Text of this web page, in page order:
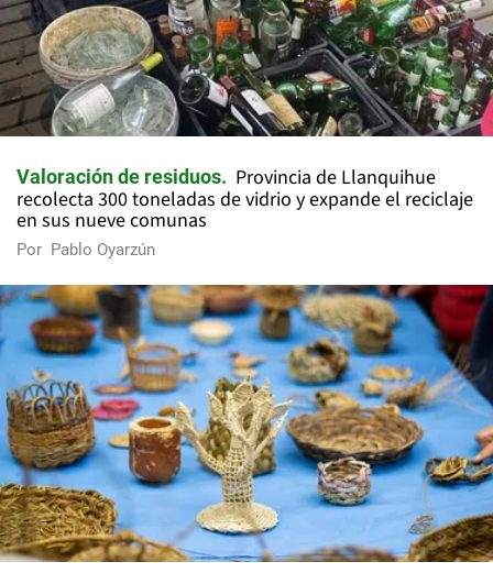
Valoración de residuos
Provincia de Llanquihue
recolecta 300 toneladas de vidrio y expande el reciclaje
en sus nueve comunas
Por Pablo Oyarzún